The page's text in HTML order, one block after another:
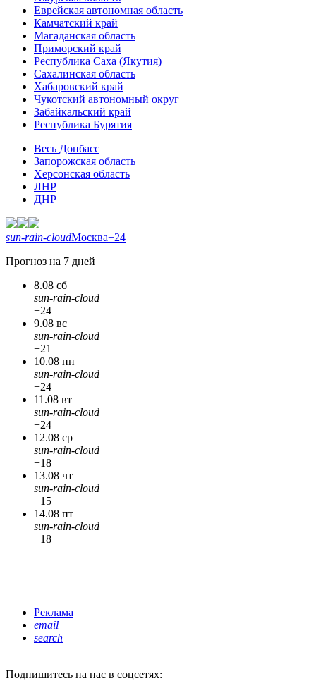
Еврейская автономная область
Камчатский край
Магаданская область
Приморский край
Республика Саха (Якутия)
Сахалинская область
Хабаровский край
Чукотский автономный округ
Забайкальский край
Республика Бурятия
Весь Донбасс
Запорожская область
Херсонская область
ЛНР
ДНР
sun-rain-cloudМосква+24
Прогноз на 7 дней
8.08 сб
sun-rain-cloud
+24
9.08 вс
sun-rain-cloud
+21
10.08 пн
sun-rain-cloud
+24
11.08 вт
sun-rain-cloud
+24
12.08 ср
sun-rain-cloud
+18
13.08 чт
sun-rain-cloud
+15
14.08 пт
sun-rain-cloud
+18
Реклама
email
search
Подпишитесь на нас в соцсетях: